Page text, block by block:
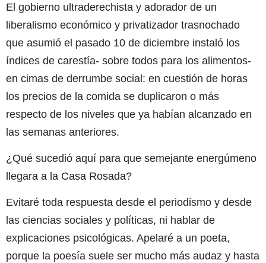
El gobierno ultraderechista y adorador de un
liberalismo económico y privatizador trasnochado
que asumió el pasado 10 de diciembre instaló los
índices de carestía- sobre todos para los alimentos-
en cimas de derrumbe social: en cuestión de horas
los precios de la comida se duplicaron o más
respecto de los niveles que ya habían alcanzado en
las semanas anteriores.
¿Qué sucedió aquí para que semejante energúmeno
llegara a la Casa Rosada?
Evitaré toda respuesta desde el periodismo y desde
las ciencias sociales y políticas, ni hablar de
explicaciones psicológicas. Apelaré a un poeta,
porque la poesía suele ser mucho más audaz y hasta